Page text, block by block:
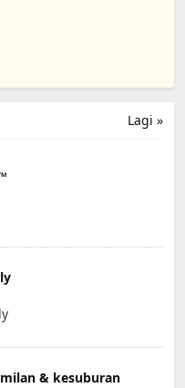
Lagi »
& kesuburan